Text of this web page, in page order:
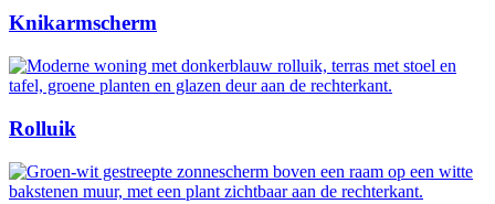
Knikarmscherm
Rolluik